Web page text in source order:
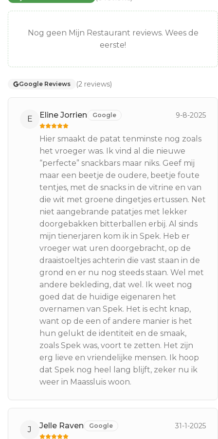
Nog geen Mijn Restaurant reviews. Wees de
eerste!
Google Reviews (2 reviews)
E Eline Jorrien Google 9-8-2025
Hier smaakt de patat tenminste nog zoals
het vroeger was. Ik vind al die nieuwe
“perfecte” snackbars maar niks. Geef mij
maar een beetje de oudere, beetje foute
tentjes, met de snacks in de vitrine en van
die wit met groene dingetjes ertussen. Net
niet aangebrande patatjes met lekker
doorgebakken bitterballen erbij. Al sinds
mijn tienerjaren kom ik in Spek. Heb er
vroeger wat uren doorgebracht, op de
draaistoeltjes achterin die vast staan in de
grond en er nu nog steeds staan. Wel met
andere bekleding, dat wel. Ik weet nog
goed dat de huidige eigenaren het
overnamen van Spek. Het is echt knap,
want op de een of andere manier is het
hun gelukt de identiteit en de smaak,
zoals Spek was, voort te zetten. Het zijn
erg lieve en vriendelijke mensen. Ik hoop
dat Spek nog heel lang blijft, zeker nu ik
weer in Maassluis woon.
J Jelle Raven Google 31-1-2025